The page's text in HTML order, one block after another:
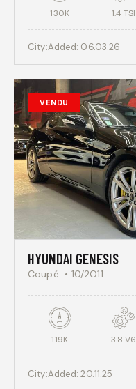
130K 1.4 TSI
City:Added: 06.03.26
VENDU
HYUNDAI GENESIS
Coupé 10/2O11
119K 3.8 V6
City:Added: 20.11.25